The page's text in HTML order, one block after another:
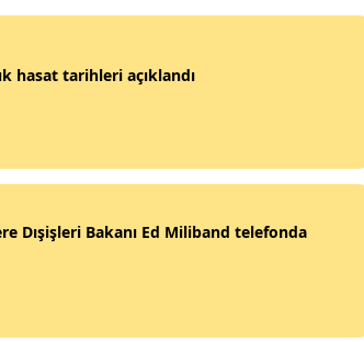
Mardin
Muğla
Ordu
Sakarya
hasat tarihleri açıklandı
Dışişleri Bakanı Ed Miliband telefonda